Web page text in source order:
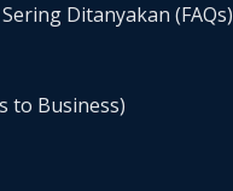
Ditanyakan (FAQs)
to Business)